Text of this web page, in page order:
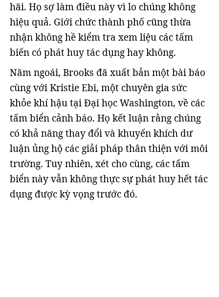
hãi. Họ sợ làm điều này vì lo chúng không
hiệu quả. Giới chức thành phố cũng thừa
nhận không hề kiểm tra xem liệu các tấm
biến có phát huy tác dụng hay không.
Năm ngoái, Brooks đã xuất bản một bài báo
cùng với Kristie Ebi, một chuyên gia sức
khỏe khí hậu tại Đại học Washington, về các
tấm biển cảnh báo. Họ kết luận rằng chúng
có khả năng thay đổi và khuyến khích dư
luận ủng hộ các giải pháp thân thiện với môi
trường. Tuy nhiên, xét cho cùng, các tấm
biển này vẫn không thực sự phát huy hết tác
dụng được kỳ vọng trước đó.